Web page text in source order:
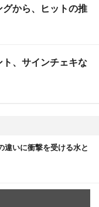
から、ヒットの推
、サインチェキな
違いに衝撃を受ける水と